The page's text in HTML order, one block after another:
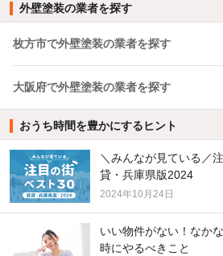
外壁塗装の業者を探す
枚方市で外壁塗装の業者を探す
大阪府で外壁塗装の業者を探す
おうち時間を豊かにするヒント
＼みんなが見ている／
貸・兵庫県版2024
2024年10月24日
いい物件がない！なか
時にやるべきこと